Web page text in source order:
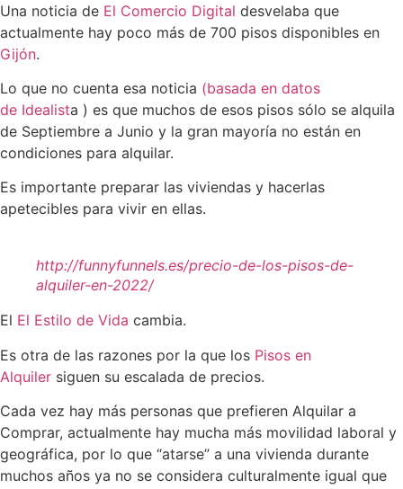
Una noticia de El Comercio Digital desvelaba que
actualmente hay poco más de 700 pisos disponibles en
Gijón.
Lo que no cuenta esa noticia (basada en datos
de Idealista ) es que muchos de esos pisos sólo se alquila
de Septiembre a Junio y la gran mayoría no están en
condiciones para alquilar.
Es importante preparar las viviendas y hacerlas
apetecibles para vivir en ellas.
http://funnyfunnels.es/precio-de-los-pisos-de-
alquiler-en-2022/
El El Estilo de Vida cambia.
Es otra de las razones por la que los Pisos en
Alquiler siguen su escalada de precios.
Cada vez hay más personas que prefieren Alquilar a
Comprar, actualmente hay mucha más movilidad laboral y
geográfica, por lo que “atarse” a una vivienda durante
muchos años ya no se considera culturalmente igual que